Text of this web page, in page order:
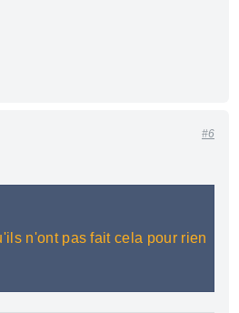
#6
n'ont pas fait cela pour rien